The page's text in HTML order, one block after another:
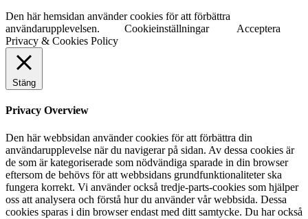
Den här hemsidan använder cookies för att förbättra
användarupplevelsen.
Cookieinställningar
Acceptera
Privacy & Cookies Policy
Stäng
Privacy Overview
Den här webbsidan använder cookies för att förbättra din
användarupplevelse när du navigerar på sidan. Av dessa cookies är
de som är kategoriserade som nödvändiga sparade in din browser
eftersom de behövs för att webbsidans grundfunktionaliteter ska
fungera korrekt. Vi använder också tredje-parts-cookies som hjälper
oss att analysera och förstå hur du använder vår webbsida. Dessa
cookies sparas i din browser endast med ditt samtycke. Du har också